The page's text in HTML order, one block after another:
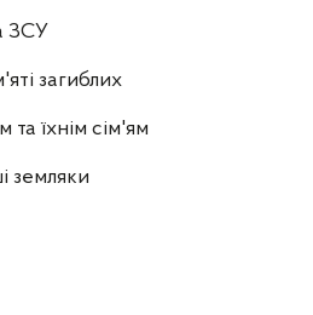
ЗСУ
загиблих
та їхнім сім'ям
земляки